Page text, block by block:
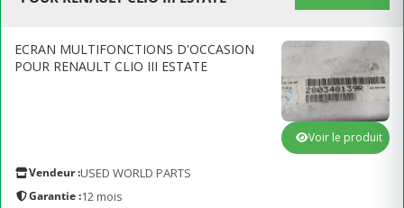
ECRAN MULTIFONCTIONS D'OCCASION
POUR RENAULT CLIO III ESTATE
Vendeur :USED WORLD PARTS
Garantie :12 mois
Voir le produit